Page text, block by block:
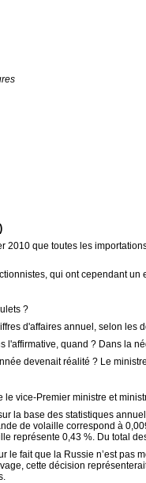
2010 que toutes les
qui ont cependant
?
d'affaires annuel, selon les
l'affirmative, quand ? Dans la
devenait réalité ? Le
vice-Premier ministre et
la base des statistiques
de volaille correspond à
représente 0,43 %. Du total
fait que la Russie n’est
cette décision